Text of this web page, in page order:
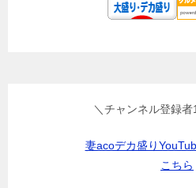
＼チャンネル登録
妻acoデカ盛り
こちら